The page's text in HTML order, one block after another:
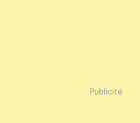
Publicité